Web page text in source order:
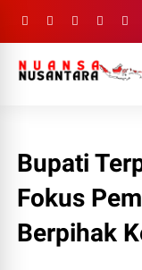
Bupati
Fokus
Berpihak